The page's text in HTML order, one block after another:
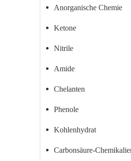
Anorganische Chemie
Ketone
Nitrile
Amide
Chelanten
Phenole
Kohlenhydrat
Carbonsäure-